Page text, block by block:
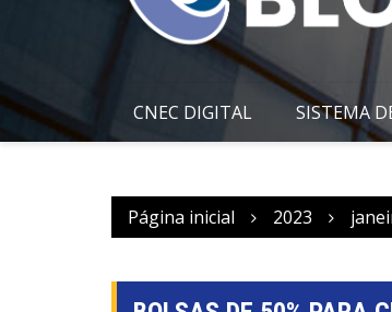
CNEC DIGITAL SISTEMA
Página inicial 2023